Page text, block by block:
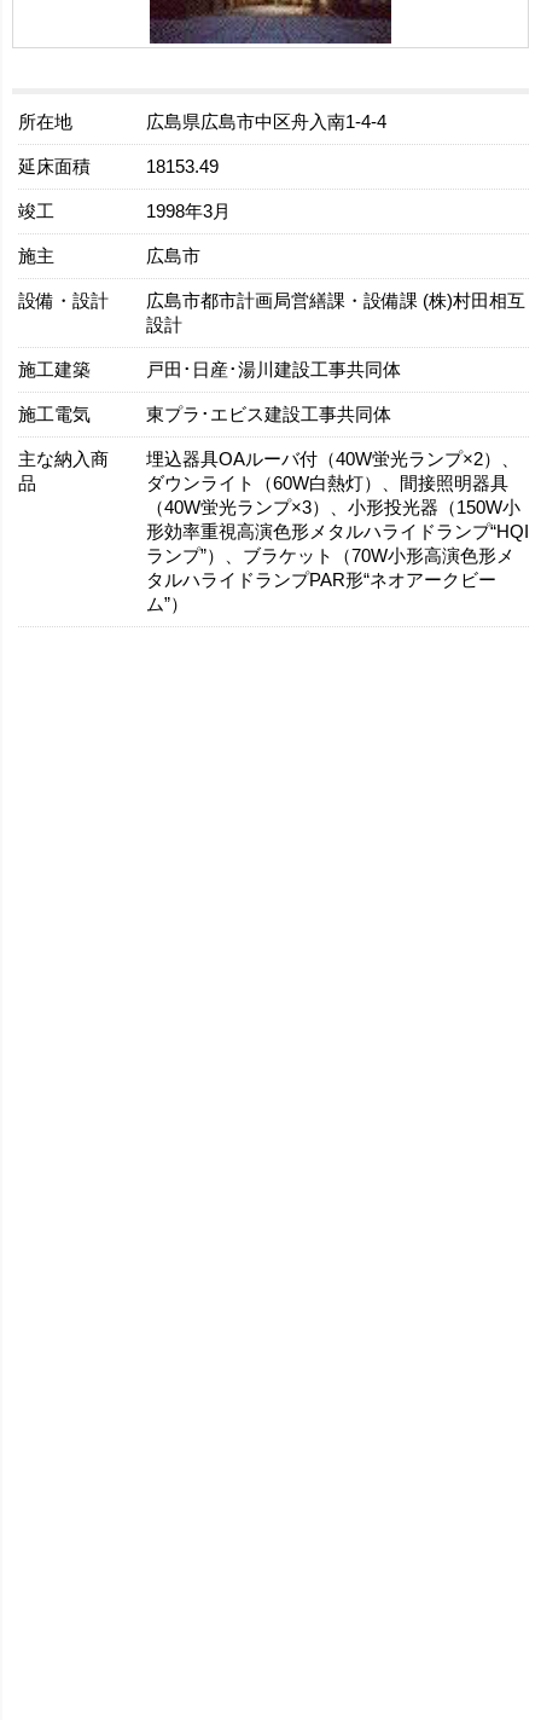
所在地 広島県広島市中区舟入南1-4-4
延床面積 18153.49
竣工 1998年3月
施主 広島市
設備・設計
広島市都市計画局営繕課・設備課 (株)村田相互
設計
施工建築 戸田･日産･湯川建設工事共同体
施工電気 東プラ･エビス建設工事共同体
主な納入商
品
埋込器具OAルーバ付（40W蛍光ランプ×2）、
ダウンライト（60W白熱灯）、間接照明器具
（40W蛍光ランプ×3）、小形投光器（150W小
形効率重視高演色形メタルハライドランプ“HQI
ランプ”）、ブラケット（70W小形高演色形メ
タルハライドランプPAR形“ネオアークビー
ム”）